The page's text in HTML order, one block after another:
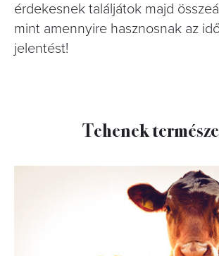
érdekesnek találjátok majd
mint amennyire hasznosnak az
jelentést!
Tehenek